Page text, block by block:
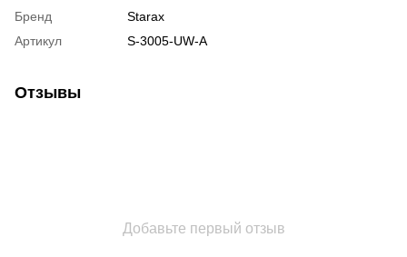
Бренд
Starax
Артикул
S-3005-UW-A
Отзывы
Добавьте первый отзыв